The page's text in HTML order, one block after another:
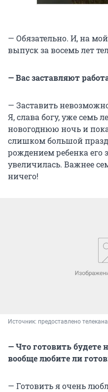
— Обязательно. И, на
выпуск за восемь лет
— Вас заставляют
— Заставить
Я, слава богу, уже семь
новогоднюю ночь и
слишком большой
рождением ребенка его
увеличилась. Важнее
ничего!
Источник: предоставлено
— Что готовить будете
вообще любите ли
— Готовить я очень